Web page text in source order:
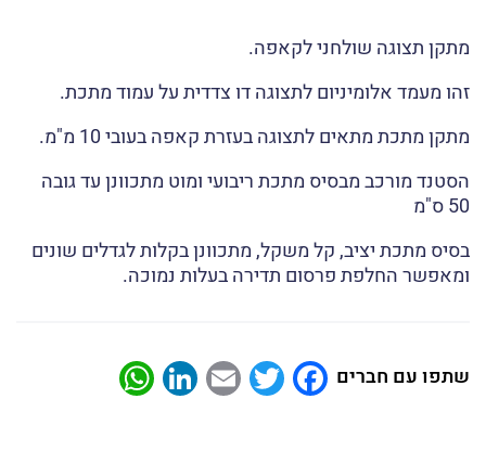
מתקן תצוגה שולחני לקאפה.
זהו מעמד אלומיניום לתצוגה דו צדדית על עמוד מתכת.
מתקן מתכת מתאים לתצוגה בעזרת קאפה בעובי 10 מ"מ.
הסטנד מורכב מבסיס מתכת ריבועי ומוט מתכוונן עד גובה
50 ס"מ
בסיס מתכת יציב, קל משקל, מתכוונן בקלות לגדלים שונים
ומאפשר החלפת פרסום תדירה בעלות נמוכה.
שתפו עם חברים Facebook
Twitter
Email
LinkedIn